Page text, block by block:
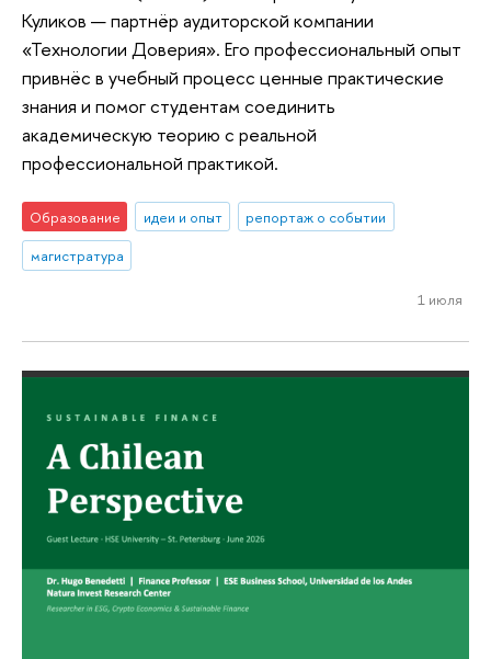
Куликов — партнёр аудиторской компании
«Технологии Доверия». Его профессиональный опыт
привнёс в учебный процесс ценные практические
знания и помог студентам соединить
академическую теорию с реальной
профессиональной практикой.
Образование идеи и опыт
репортаж о событии
магистратура
1 июля